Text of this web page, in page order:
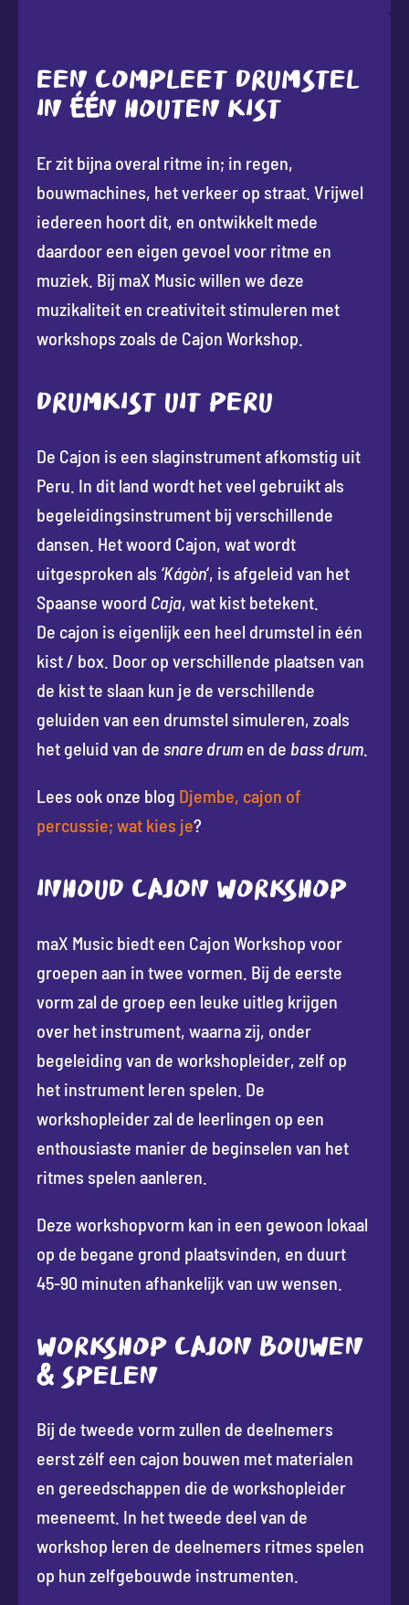
EEN COMPLEET DRUMSTEL
IN ÉÉN HOUTEN KIST
Er zit bijna overal ritme in; in regen,
bouwmachines, het verkeer op straat. Vrijwel
iedereen hoort dit, en ontwikkelt mede
daardoor een eigen gevoel voor ritme en
muziek. Bij maX Music willen we deze
muzikaliteit en creativiteit stimuleren met
workshops zoals de Cajon Workshop.
DRUMKIST UIT PERU
De Cajon is een slaginstrument afkomstig uit
Peru. In dit land wordt het veel gebruikt als
begeleidingsinstrument bij verschillende
dansen. Het woord Cajon, wat wordt
uitgesproken als ‘Kágòn‘, is afgeleid van het
Spaanse woord Caja, wat kist betekent.
De cajon is eigenlijk een heel drumstel in één
kist / box. Door op verschillende plaatsen van
de kist te slaan kun je de verschillende
geluiden van een drumstel simuleren, zoals
het geluid van de snare drum en de bass drum
Lees ook onze blog Djembe, cajon of
percussie; wat kies je?
INHOUD CAJON WORKSHOP
maX Music biedt een Cajon Workshop voor
groepen aan in twee vormen. Bij de eerste
vorm zal de groep een leuke uitleg krijgen
over het instrument, waarna zij, onder
begeleiding van de workshopleider, zelf op
het instrument leren spelen. De
workshopleider zal de leerlingen op een
enthousiaste manier de beginselen van het
ritmes spelen aanleren.
Deze workshopvorm kan in een gewoon lokaal
op de begane grond plaatsvinden, en duurt
45-90 minuten afhankelijk van uw wensen.
WORKSHOP CAJON BOUWEN
& SPELEN
Bij de tweede vorm zullen de deelnemers
eerst zélf een cajon bouwen met materialen
en gereedschappen die de workshopleider
meeneemt. In het tweede deel van de
workshop leren de deelnemers ritmes spelen
op hun zelfgebouwde instrumenten.